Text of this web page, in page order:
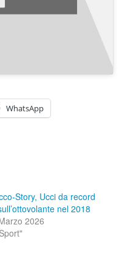
WhatsApp
Story, Ucci da record
nel 2018
2026